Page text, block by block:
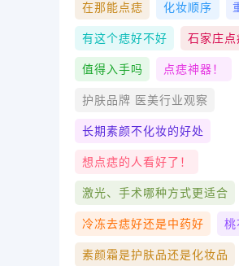
在那能点痣 化妆顺序
有这个痣好不好 石家庄
值得入手吗 点痣神器！
护肤品牌 医美行业观察
长期素颜不化妆的好处
想点痣的人看好了！
激光、手术哪种方式更适合
冷冻去痣好还是中药好 桃
素颜霜是护肤品还是化妆品